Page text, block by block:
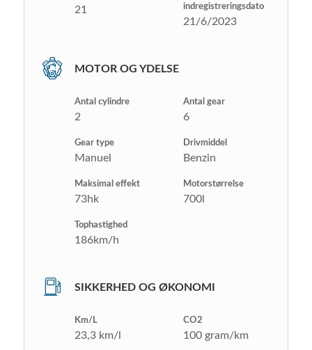
21
indregistreringsdato
21/6/2023
MOTOR OG YDELSE
Antal cylindre
2
Antal gear
6
Gear type
Manuel
Drivmiddel
Benzin
Maksimal effekt
73hk
Motorstørrelse
700l
Tophastighed
186km/h
SIKKERHED OG ØKONOMI
Km/L
23,3 km/l
CO2
100 gram/km